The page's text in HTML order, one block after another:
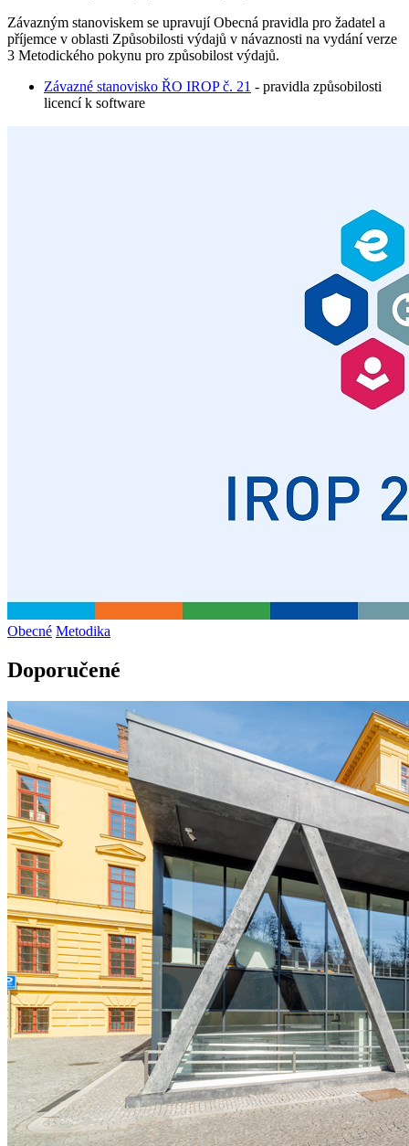
Závazným stanoviskem se upravují Obecná pravidla pro žadatel a
příjemce v oblasti Způsobilosti výdajů v návaznosti na vydání verze
3 Metodického pokynu pro způsobilost výdajů.
Závazné stanovisko ŘO IROP č. 21 - pravidla způsobilosti
licencí k software
Obecné Metodika
Doporučené